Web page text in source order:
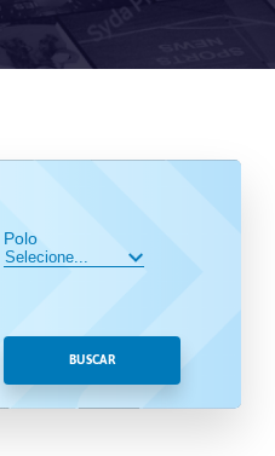
Polo
BUSCAR